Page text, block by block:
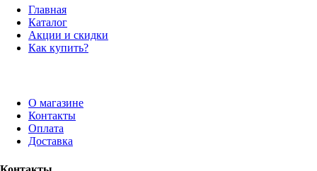
Главная
Каталог
Акции и скидки
Как купить?
О магазине
Контакты
Оплата
Доставка